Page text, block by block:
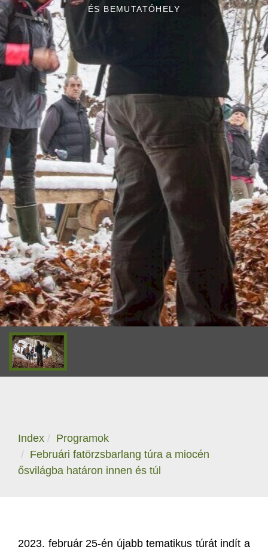
ÉS BEMUTATÓHELY
Index
Programok
Februári fatörzsbarlang túra a miocén
ősvilágba határon innen és túl
2023. február 25-én újabb tematikus túrát indít a